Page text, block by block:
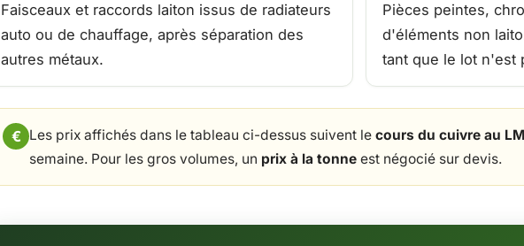
Faisceaux et raccords laiton issus de radiateurs
auto ou de chauffage, après séparation des
autres métaux.
Pièces peintes,
d'éléments non
tant que le lot n'est
Les prix affichés dans le tableau ci-dessus suivent le cours du cuivre au
semaine. Pour les gros volumes, un prix à la tonne est négocié sur devis.